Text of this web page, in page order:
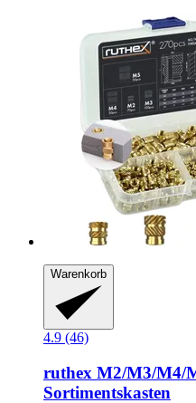
Warenkorb
4.9 (46)
ruthex M2/M3/M4/
Sortimentskasten